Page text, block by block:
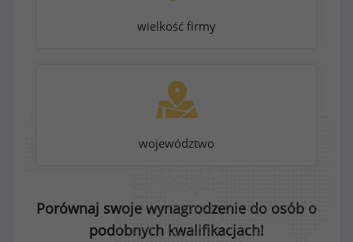
wielkość firmy
województwo
Porównaj swoje wynagrodzenie do osób o
podobnych kwalifikacjach!